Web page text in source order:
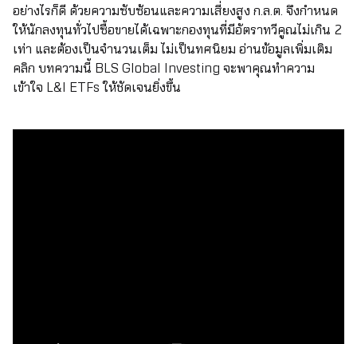
อย่างไรก็ดี ด้วยความซับซ้อนและความเสี่ยงสูง ก.ล.ต. จึงกำหนด
ให้นักลงทุนทั่วไปซื้อขายได้เฉพาะกองทุนที่มีอัตราทวีคูณไม่เกิน 2
เท่า และต้องเป็นจำนวนเต็ม ไม่เป็นทศนิยม อ่านข้อมูลเพิ่มเติม
คลิกบทความนี้ BLS Global Investing จะพาคุณทำความ
เข้าใจ L&I ETFs ให้ชัดเจนยิ่งขึ้น